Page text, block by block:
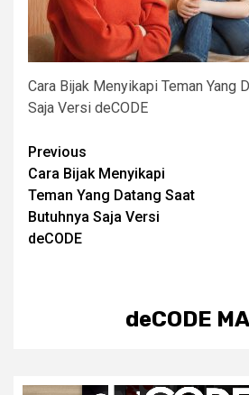
Cara Bijak Menyikapi Teman Yang
Saja Versi deCODE
Post
navigation
Previous
Cara Bijak Menyikapi
Teman Yang Datang Saat
Butuhnya Saja Versi
deCODE
deCODE